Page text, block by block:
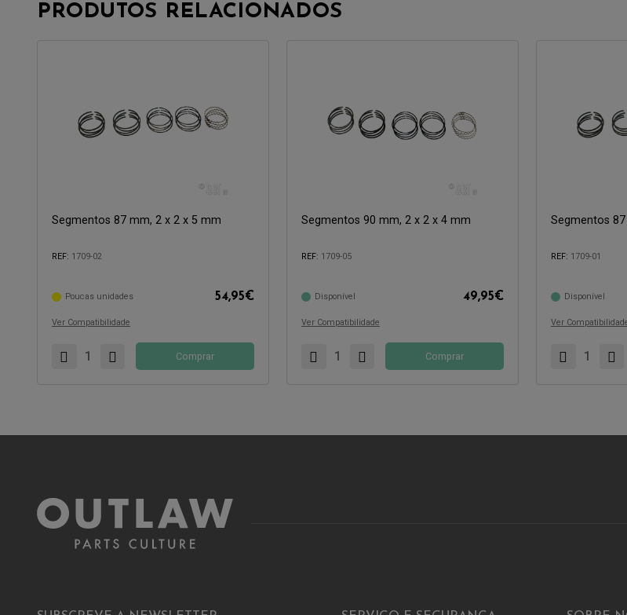
PRODUTOS RELACIONADOS
Segmentos 87 mm, 2 x 2 x 5 mm
REF: 1709-02
Poucas unidades 54,95€
Ver Compatibilidade
Comprar
Segmentos 90 mm, 2 x 2 x 4 mm
REF: 1709-05
Disponível 49,95€
Ver Compatibilidade
Comprar
Segmentos
REF: 1709-01
Disponível
Ver